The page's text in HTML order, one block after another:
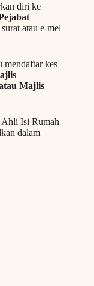
diri ke
atau e-mel
mendaftar kes
Majlis
Isi Rumah
dalam